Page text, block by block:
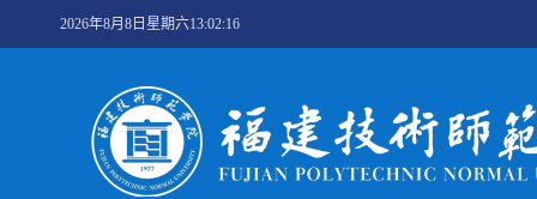
2026年8月8日星期六13:02:16